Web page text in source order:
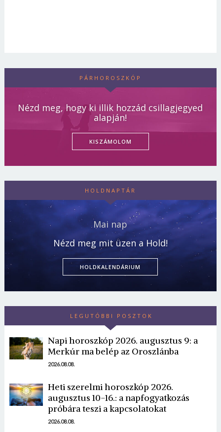
PÁRHOROSZKÓP
Nézd meg, hogy ki illik hozzád csillagjegyed
alapján!
KISZÁMOLOM
HOLDNAPTÁR
Mai nap
Nézd meg mit üzen a Hold!
HOLDKALENDÁRIUM
LEGUTÓBBI POSZTOK
Napi horoszkóp 2026. augusztus 9: a
Merkúr ma belép az Oroszlánba
2026.08.08.
Heti szerelmi horoszkóp 2026.
augusztus 10-16.: a napfogyatkozás
próbára teszi a kapcsolatokat
2026.08.08.